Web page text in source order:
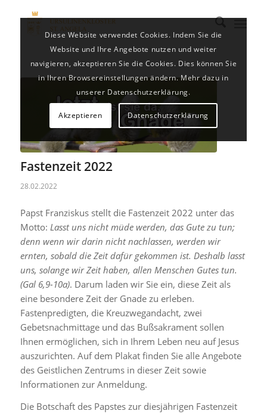
Fastenzeit 2022
28.02.2022
Papst Franziskus stellt die Fastenzeit 2022 unter das
Motto: Lasst uns nicht müde werden, das Gute zu tun;
denn wenn wir darin nicht nachlassen, werden wir
ernten, sobald die Zeit dafür gekommen ist. Deshalb lasst
uns, solange wir Zeit haben, allen Menschen Gutes tun.
(Gal 6,9-10a). Darum laden wir Sie ein, diese Zeit als
eine besondere Zeit der Gnade zu erleben.
Fastenpredigten, die Kreuzwegandacht, zwei
Gebetsnachmittage und das Bußsakrament sollen
Ihnen ermöglichen, sich in Ihrem Leben neu auf Jesus
auszurichten. Auf dem Plakat finden Sie alle Angebote
des Geistlichen Zentrums in dieser Zeit sowie
Informationen zur Anmeldung.
Die Botschaft des Papstes zur diesjährigen Fastenzeit
Diese Website verwendet Cookies. Indem Sie die
Website und Ihre Angebote nutzen und weiter
navigieren, akzeptieren Sie die Cookies. Dies können Sie
in Ihren Browsereinstellungen ändern. Mehr dazu in
unserer Datenschutzerklärung.
Akzeptieren Datenschutzerklärung